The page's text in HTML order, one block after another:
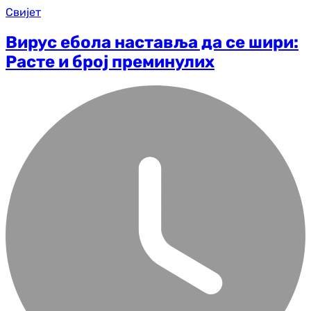
Свијет
Вирус ебола наставља да се шири:
Расте и број преминулих